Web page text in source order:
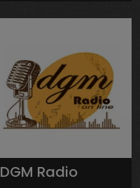
DGM Radio